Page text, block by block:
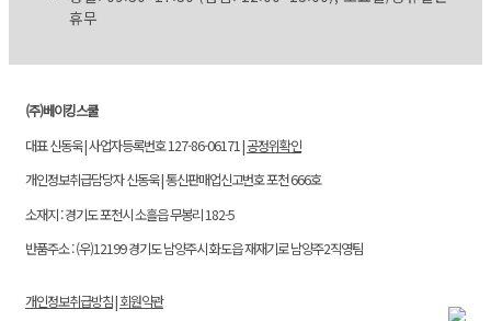
휴무
(주)베이킹스쿨
대표 신동욱 | 사업자등록번호 127-86-06171 |공정위확인
개인정보취급담당자 신동욱 | 통신판매업신고번호 포천 666호
소재지 : 경기도 포천시 소흘읍 무봉리 182-5
반품주소 : (우)12199 경기도 남양주시 화도읍 재재기로 남양주2직영팀
개인정보취급방침|회원약관